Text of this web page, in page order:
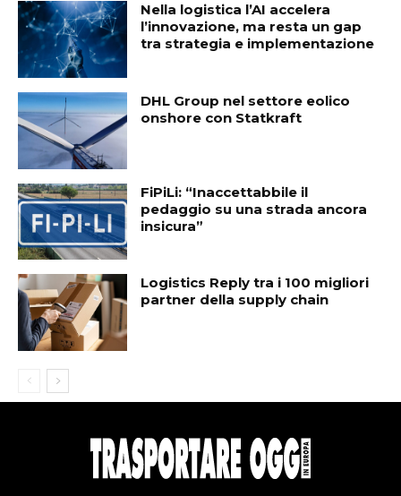
Nella logistica l’AI accelera
l’innovazione, ma resta un gap
tra strategia e implementazione
DHL Group nel settore eolico
onshore con Statkraft
FiPiLi: “Inaccettabbile il
pedaggio su una strada ancora
insicura”
Logistics Reply tra i 100 migliori
partner della supply chain